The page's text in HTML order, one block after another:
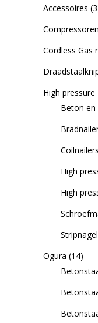
Accessoires
Compressoren
Cordless Gas
High
Beton en
High
High
Ogura (14)